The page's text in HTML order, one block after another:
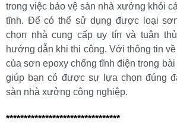
trong việc bảo vệ sàn nhà xưởng khỏi
tĩnh. Để có thể sử dụng được loại
chọn nhà cung cấp uy tín và tuân
hướng dẫn khi thi công. Với thông tin
của sơn epoxy chống tĩnh điện trong
giúp bạn có được sự lựa chọn đúng
sàn nhà xưởng công nghiệp.
********************************